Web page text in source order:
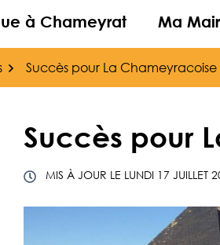
à Chameyrat Ma
Succès pour La Chameyracoise
Succès pour
MIS À JOUR LE LUNDI 17 JUILLET